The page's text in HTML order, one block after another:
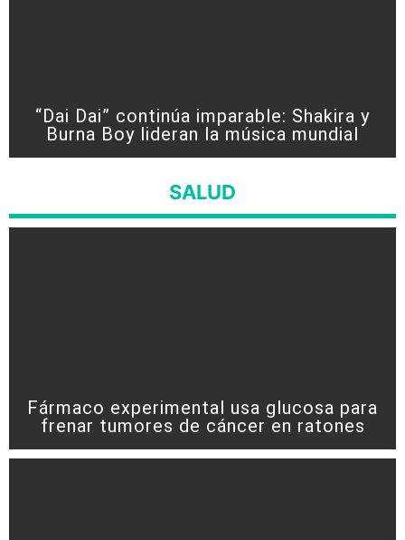
“Dai Dai” continúa imparable: Shakira y
Burna Boy lideran la música mundial
SALUD
Fármaco experimental usa glucosa para
frenar tumores de cáncer en ratones